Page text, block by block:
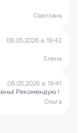
Светлана
08.05.2026 в 19:42
Елена
08.05.2026 в 19:41
Рекомендую !
Ольга